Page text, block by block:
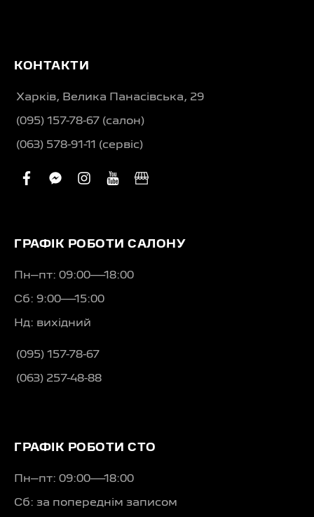
КОНТАКТИ
Харків, Велика Панасівська, 29
(095) 157-78-67 (салон)
(063) 578-91-11 (сервіс)
facebook
facebook-
instagram
youtube
business
ГРАФІК РОБОТИ САЛОНУ
Пн–пт: 09:00—18:00
Сб: 9:00—15:00
Нд: вихідний
(095) 157-78-67
(063) 257-48-88
ГРАФІК РОБОТИ СТО
Пн–пт: 09:00—18:00
Сб: за попереднім записом